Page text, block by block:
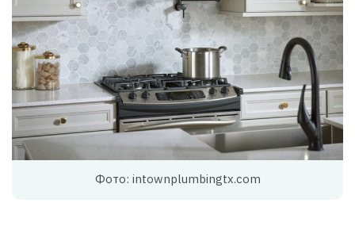
Фото: intownplumbingtx.com